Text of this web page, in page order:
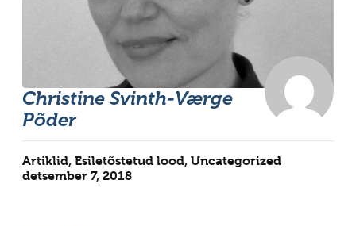
Christine Svinth-Værge
Põder
Artiklid, Esiletõstetud lood, Uncategorized
detsember 7, 2018